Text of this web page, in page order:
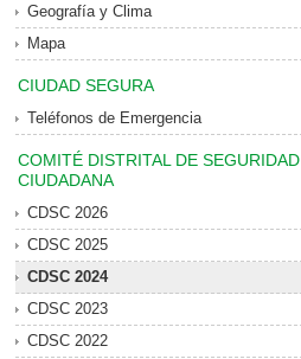
Geografía y Clima
Mapa
CIUDAD SEGURA
Teléfonos de Emergencia
COMITÉ DISTRITAL DE SEGURIDAD
CIUDADANA
CDSC 2026
CDSC 2025
CDSC 2024
CDSC 2023
CDSC 2022